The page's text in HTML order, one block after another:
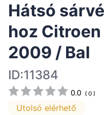
Hátsó
hoz
2009 / Bal
ID:11384
0.0 (0 )
Utolsó elérhető